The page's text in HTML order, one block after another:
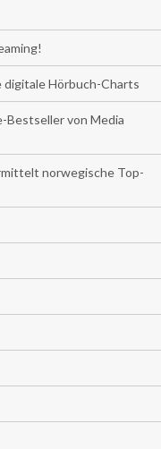
Hörbuch-Charts
Bestseller von Media
norwegische Top-